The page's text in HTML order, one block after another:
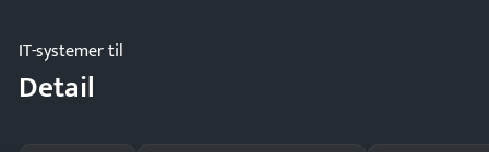
IT-systemer til
Detail